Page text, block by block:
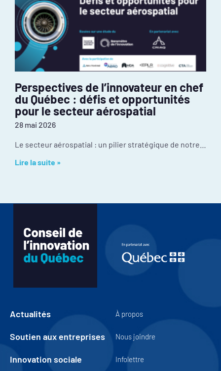
Perspectives de l’innovateur en chef
du Québec : défis et opportunités
pour le secteur aérospatial
28 mai 2026
Lire la suite »
Actualités
Soutien aux entreprises
Innovation sociale
À propos
Nous joindre
Infolettre